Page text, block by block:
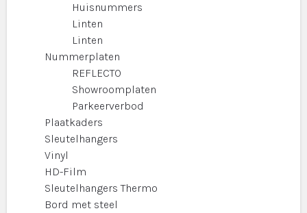
Huisnummers
Linten
Linten
Nummerplaten
REFLECTO
Showroomplaten
Parkeerverbod
Plaatkaders
Sleutelhangers
Vinyl
HD-Film
Sleutelhangers Thermo
Bord met steel